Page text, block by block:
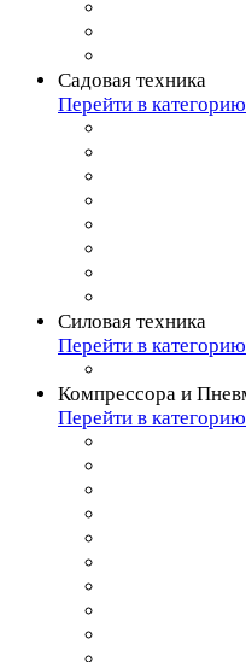
Садовая техника
Перейти в категорию
Силовая техника
Перейти в категорию
Компрессора и
Перейти в категорию